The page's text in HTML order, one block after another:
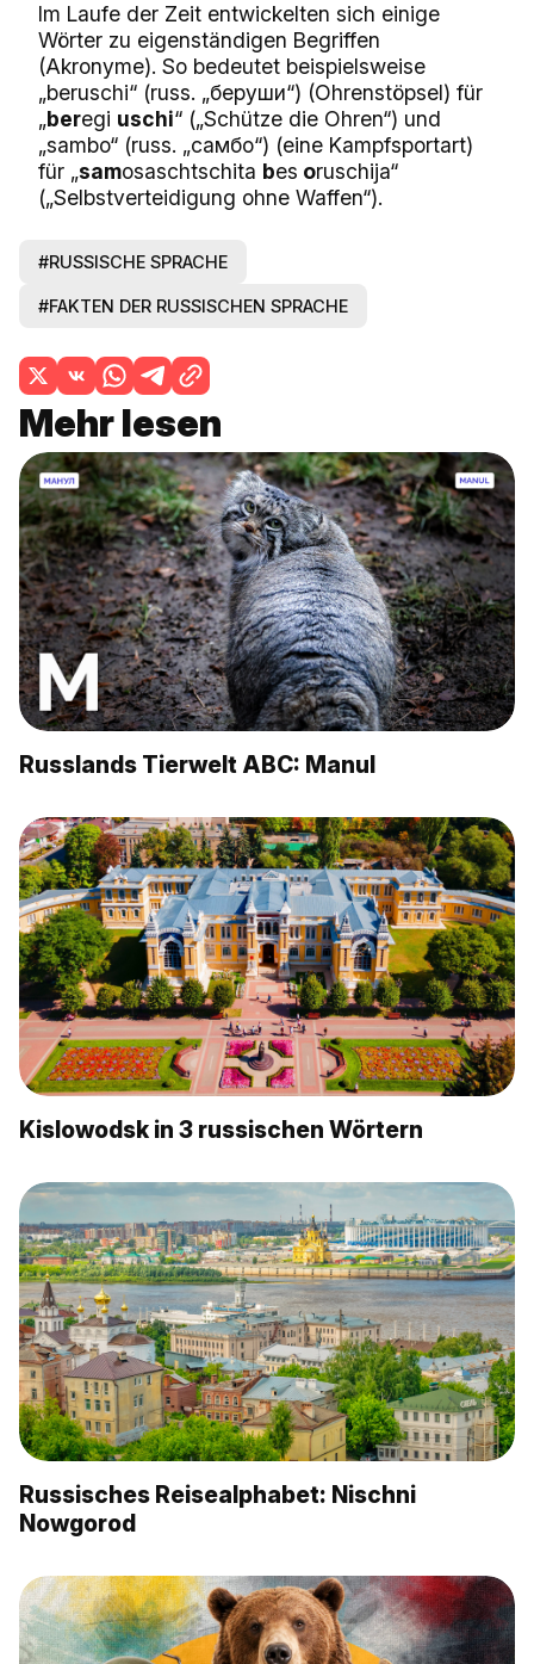
Im Laufe der Zeit entwickelten sich einige
Wörter zu eigenständigen Begriffen
(Akronyme). So bedeutet beispielsweise
„beruschi“ (russ. „беруши“) (Ohrenstöpsel) für
„beregi uschi“ („Schütze die Ohren“) und
„sambo“ (russ. „самбо“) (eine Kampfsportart)
für „samosaschtschita bes oruschija“
(„Selbstverteidigung ohne Waffen“).
#RUSSISCHE SPRACHE
#FAKTEN DER RUSSISCHEN SPRACHE
Mehr lesen
Russlands Tierwelt ABC: Manul
Kislowodsk in 3 russischen Wörtern
Russisches Reisealphabet: Nischni
Nowgorod